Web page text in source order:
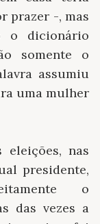
prazer -, mas
o dicionário
somente o
assumiu
uma mulher
nas
presidente,
o
das vezes a